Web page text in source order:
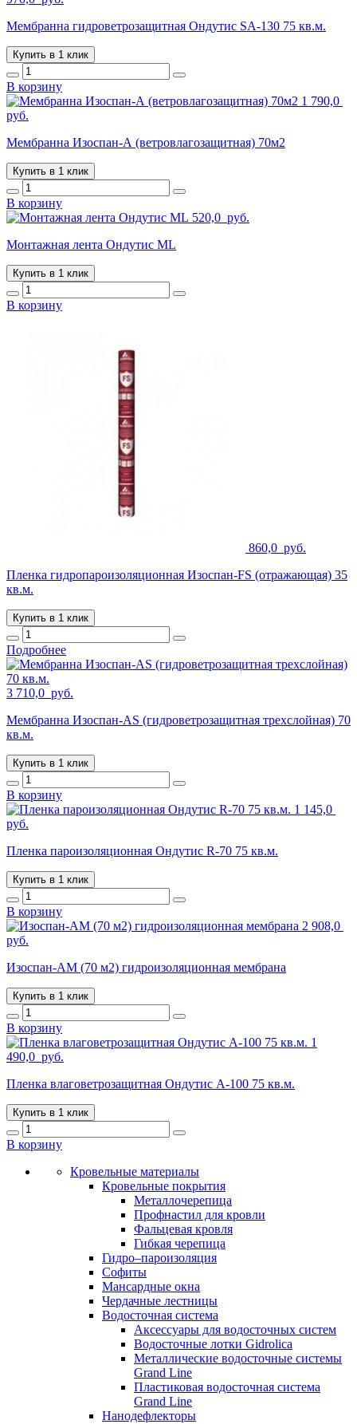
Мембранна гидроветрозащитная Ондутис SA-130 75 кв.м.
Купить в 1 клик
В корзину
1 790,0
руб.
Мембранна Изоспан-А (ветровлагозащитная) 70м2
Купить в 1 клик
В корзину
520,0 руб.
Монтажная лента Ондутис ML
Купить в 1 клик
В корзину
860,0 руб.
Пленка гидропароизоляционная Изоспан-FS (отражающая) 35
кв.м.
Купить в 1 клик
Подробнее
3 710,0 руб.
Мембранна Изоспан-АS (гидроветрозащитная трехслойная) 70
кв.м.
Купить в 1 клик
В корзину
1 145,0
руб.
Пленка пароизоляционная Ондутис R-70 75 кв.м.
Купить в 1 клик
В корзину
2 908,0
руб.
Изоспан-АМ (70 м2) гидроизоляционная мембрана
Купить в 1 клик
В корзину
1
490,0 руб.
Пленка влаговетрозащитная Ондутис А-100 75 кв.м.
Купить в 1 клик
В корзину
Кровельные материалы
Кровельные покрытия
Металлочерепица
Профнастил для кровли
Фальцевая кровля
Гибкая черепица
Гидро–пароизоляция
Софиты
Мансардные окна
Чердачные лестницы
Водосточная система
Аксессуары для водосточных систем
Водосточные лотки Gidrolica
Металлические водосточные системы
Grand Line
Пластиковая водосточная система
Grand Line
Нанодефлекторы